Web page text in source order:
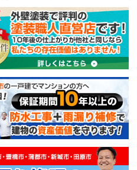
賃貸マンション・アパートオー